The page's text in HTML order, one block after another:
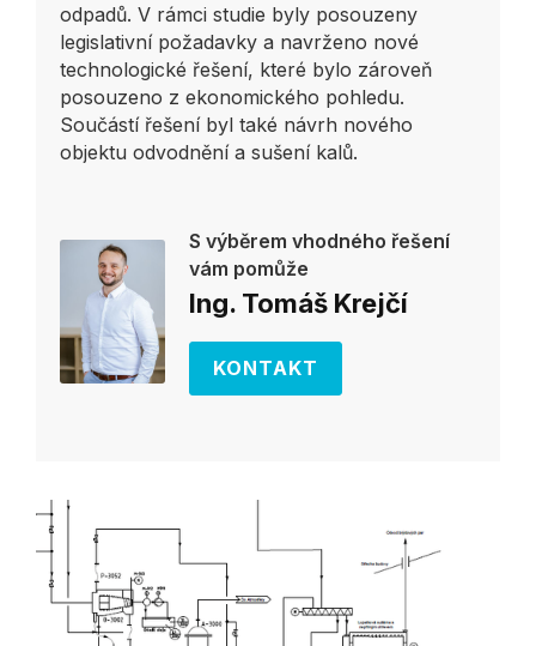
odpadů. V rámci studie byly posouzeny
legislativní požadavky a navrženo nové
technologické řešení, které bylo zároveň
posouzeno z ekonomického pohledu.
Součástí řešení byl také návrh nového
objektu odvodnění a sušení kalů.
S výběrem vhodného řešení
vám pomůže
Ing. Tomáš Krejčí
KONTAKT